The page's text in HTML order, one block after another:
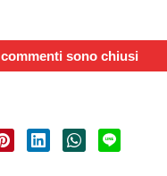
I commenti sono chiusi